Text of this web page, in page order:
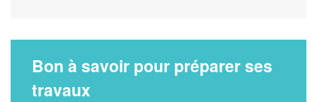
Bon à savoir pour préparer ses
travaux